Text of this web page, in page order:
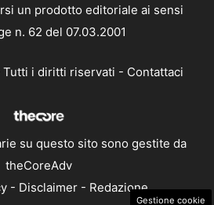
un prodotto editoriale ai sensi
n. 62 del 07.03.2001
i diritti riservati - Contattaci
su questo sito sono gestite da
theCoreAdv
- Disclaimer- Redazione
Gestione cookie